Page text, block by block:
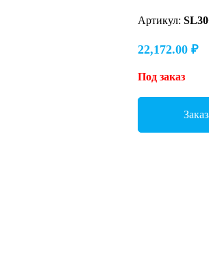
Артикул:
22,172.00 ₽
Под заказ